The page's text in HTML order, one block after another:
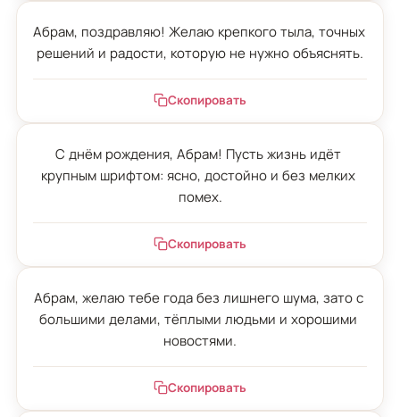
Абрам, поздравляю! Желаю крепкого тыла, точных
решений и радости, которую не нужно объяснять.
Скопировать
С днём рождения, Абрам! Пусть жизнь идёт
крупным шрифтом: ясно, достойно и без мелких
помех.
Скопировать
Абрам, желаю тебе года без лишнего шума, зато с
большими делами, тёплыми людьми и хорошими
новостями.
Скопировать